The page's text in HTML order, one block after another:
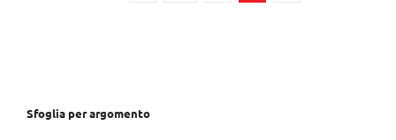
Sfoglia per argomento